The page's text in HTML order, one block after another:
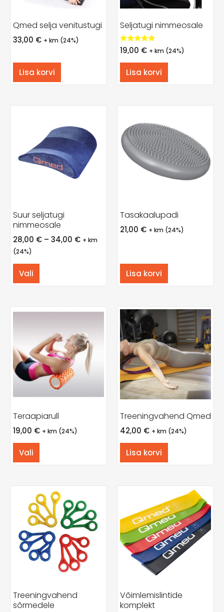
Qmed selja venitustugi
33,00 € + km (24%)
Lisa korvi
Seljatugi nimmeosale
Hinnanguga
5.00
19,00 € + km (24%)
Lisa korvi
Suur seljatugi
nimmeosale
28,00 € – 34,00 € + km
(24%)
Vali
Tasakaalupadi
21,00 € + km (24%)
Lisa korvi
Teraapiarull
19,00 € + km (24%)
Vali
Treeningvahend Qmed
42,00 € + km (24%)
Lisa korvi
Treeningvahend
sõrmedele
Võimlemislintide
komplekt